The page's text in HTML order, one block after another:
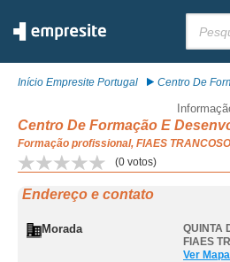
Início Empresite Portugal Centro De
Centro De Formação E
Formação profissional, FIAES TRANCOSO
(0 votos)
Endereço e contato
Morada QUINTA
FIAES
Ver Mapa